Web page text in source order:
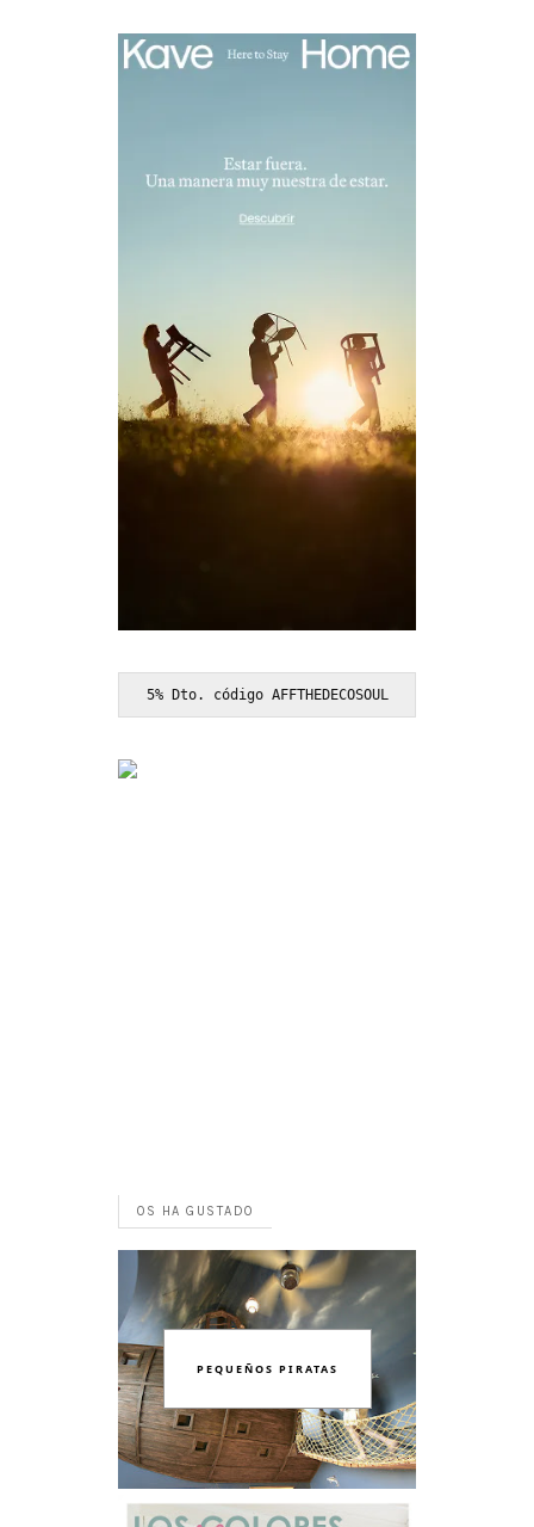
5% Dto. código AFFTHEDECOSOUL
OS HA GUSTADO
PEQUEÑOS PIRATAS